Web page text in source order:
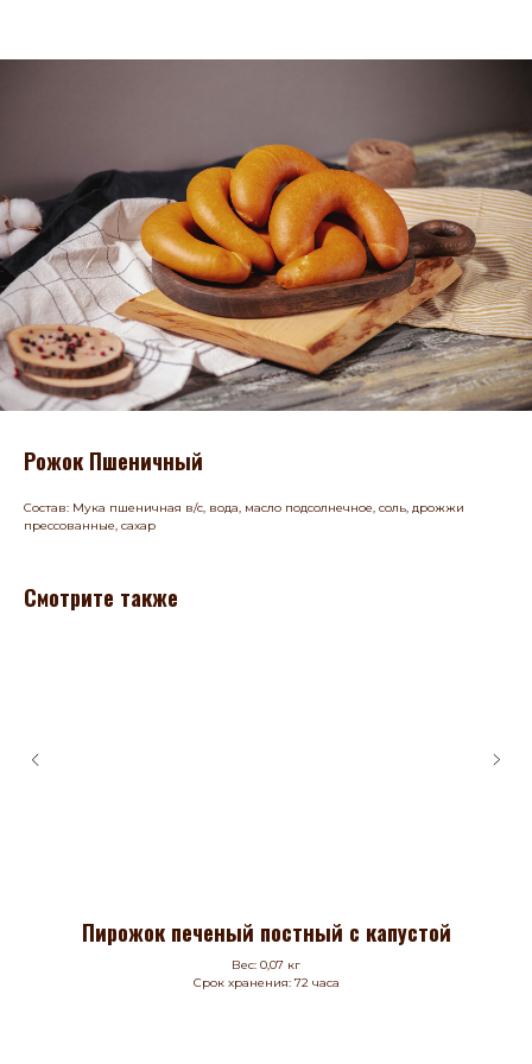
Рожок Пшеничный
Состав: Мука пшеничная в/с, вода, масло подсолнечное, соль, дрожжи
прессованные, сахар
Смотрите также
Пирожок печеный постный с капустой
Вес: 0,07 кг
Срок хранения: 72 часа